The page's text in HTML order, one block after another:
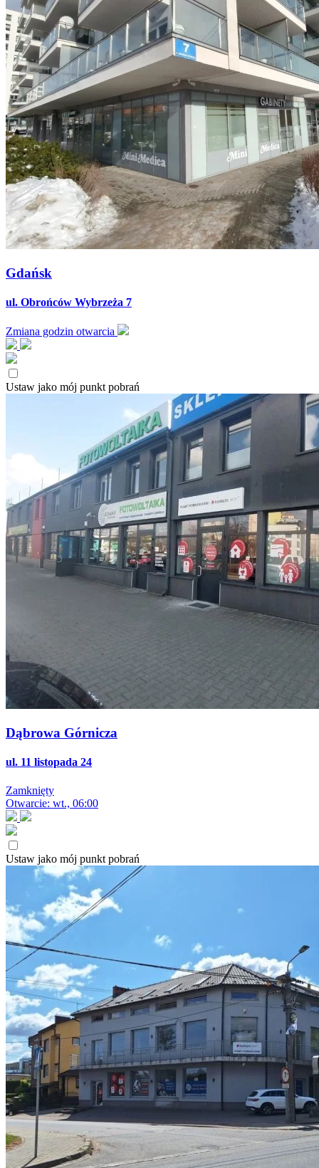
Gdańsk
ul. Obrońców Wybrzeża 7
Zmiana godzin otwarcia
Ustaw jako mój punkt pobrań
Dąbrowa Górnicza
ul. 11 listopada 24
Zamknięty
Otwarcie: wt., 06:00
Ustaw jako mój punkt pobrań